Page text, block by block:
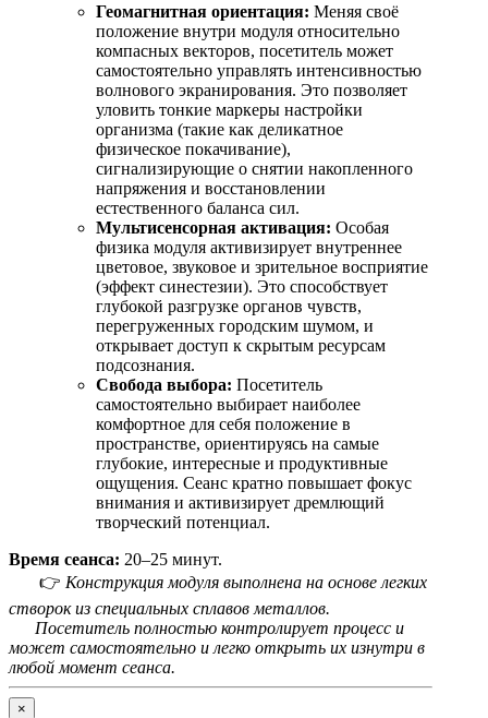
Геомагнитная ориентация: Меняя своё
положение внутри модуля относительно
компасных векторов, посетитель может
самостоятельно управлять интенсивностью
волнового экранирования. Это позволяет
уловить тонкие маркеры настройки
организма (такие как деликатное
физическое покачивание),
сигнализирующие о снятии накопленного
напряжения и восстановлении
естественного баланса сил.
Мультисенсорная активация: Особая
физика модуля активизирует внутреннее
цветовое, звуковое и зрительное восприятие
(эффект синестезии). Это способствует
глубокой разгрузке органов чувств,
перегруженных городским шумом, и
открывает доступ к скрытым ресурсам
подсознания.
Свобода выбора: Посетитель
самостоятельно выбирает наиболее
комфортное для себя положение в
пространстве, ориентируясь на самые
глубокие, интересные и продуктивные
ощущения. Сеанс кратно повышает фокус
внимания и активизирует дремлющий
творческий потенциал.
Время сеанса: 20–25 минут.
👉 Конструкция модуля выполнена на основе легких
створок из специальных сплавов металлов.
Посетитель полностью контролирует процесс и
может самостоятельно и легко открыть их изнутри в
любой момент сеанса.
×